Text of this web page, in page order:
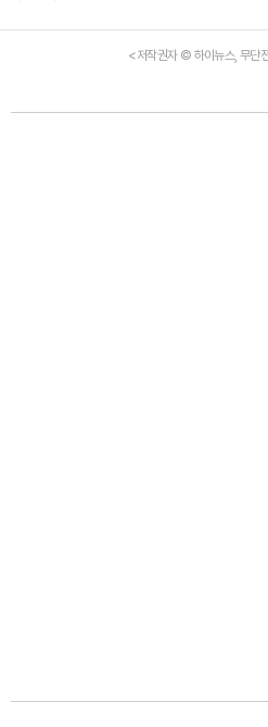
<저작권자 © 하이뉴스, 무단